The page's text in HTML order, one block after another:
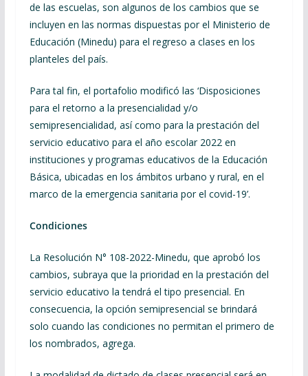
de las escuelas, son algunos de los cambios que se
incluyen en las normas dispuestas por el Ministerio de
Educación (Minedu) para el regreso a clases en los
planteles del país.
Para tal fin, el portafolio modificó las ‘Disposiciones
para el retorno a la presencialidad y/o
semipresencialidad, así como para la prestación del
servicio educativo para el año escolar 2022 en
instituciones y programas educativos de la Educación
Básica, ubicadas en los ámbitos urbano y rural, en el
marco de la emergencia sanitaria por el covid-19’.
Condiciones
La Resolución N° 108-2022-Minedu, que aprobó los
cambios, subraya que la prioridad en la prestación del
servicio educativo la tendrá el tipo presencial. En
consecuencia, la opción semipresencial se brindará
solo cuando las condiciones no permitan el primero de
los nombrados, agrega.